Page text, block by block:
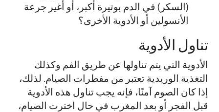
(السكر) في الدم بوتيرة أكبر، أو أغير جرعة
الأنسولين أو الأدوية الأخرى؟
تناول الأدوية
الأدوية التي يتم تناولها عن طريق الفم وكذلك
التغذية الوريدية تعتبر من مفطرات الصيام. لذلك،
إذا كان الصوم آمنًا، فإنه يجب تناول هذه الأدوية
قبل الفجر أو بعد المغرب في حال اخترت الصيام،